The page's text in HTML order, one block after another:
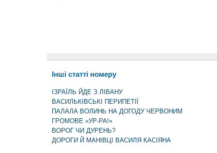
Інші статті номеру
ІЗРАЇЛЬ ЙДЕ З ЛІВАНУ
ВАСИЛЬКІВСЬКІ ПЕРИПЕТІЇ
ПАЛАЛА ВОЛИНЬ НА ДОГОДУ ЧЕРВОНИМ
ГРОМОВЕ «УР-РА!»
ВОРОГ ЧИ ДУРЕНЬ?
ДОРОГИ Й МАНІВЦІ ВАСИЛЯ КАСІЯНА